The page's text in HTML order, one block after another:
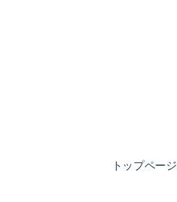
トップページ